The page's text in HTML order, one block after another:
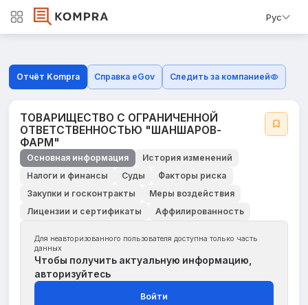
Рус
Отчёт Kompra Справка eGov Следить за компанией
ТОВАРИЩЕСТВО С ОГРАНИЧЕННОЙ
ОТВЕТСТВЕННОСТЬЮ "ШАНШАРОВ-
ФАРМ"
Основная информация
История изменений
Налоги и финансы
Суды
Факторы риска
Закупки и госконтракты
Меры воздействия
Лицензии и сертификаты
Аффилированность
Для неавторизованного пользователя доступна только часть
данных
Чтобы получить актуальную информацию,
авторизуйтесь
Войти